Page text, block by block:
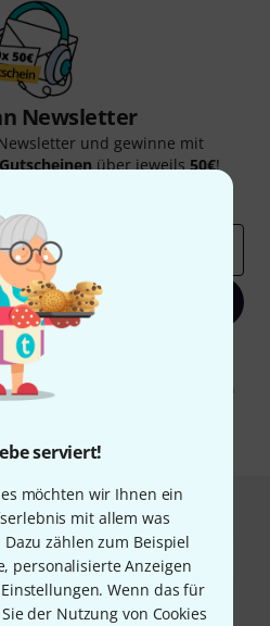
serviert!
möchten wir Ihnen ein
mit allem was
zählen zum Beispiel
personalisierte Anzeigen
Wenn das für
der Nutzung von Cookies
Newsletter
und gewinne mit
über jeweils50€!
anmelden
stimmen Sie dem Erhalt von E-Mail-
E-Mail-Nutzungsverhaltens zu. Die
Weitere Informationen finden Sie in
Pflichtfeld